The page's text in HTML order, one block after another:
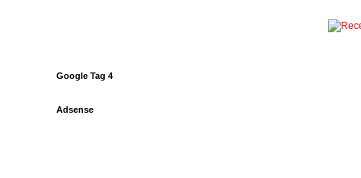
Google Tag 4
Adsense